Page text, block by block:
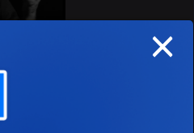
parte de
Bastidores,
×